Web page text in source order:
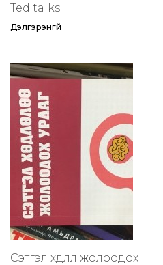
Ted talks
Дэлгэрэнгүй
Сэтгэл хөдлөлөө жолоодох